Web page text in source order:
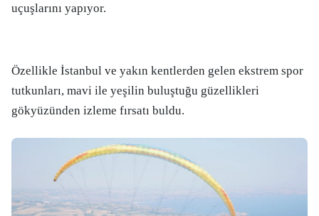
uçuşlarını yapıyor.
Özellikle İstanbul ve yakın kentlerden gelen ekstrem spor
tutkunları, mavi ile yeşilin buluştuğu güzellikleri
gökyüzünden izleme fırsatı buldu.